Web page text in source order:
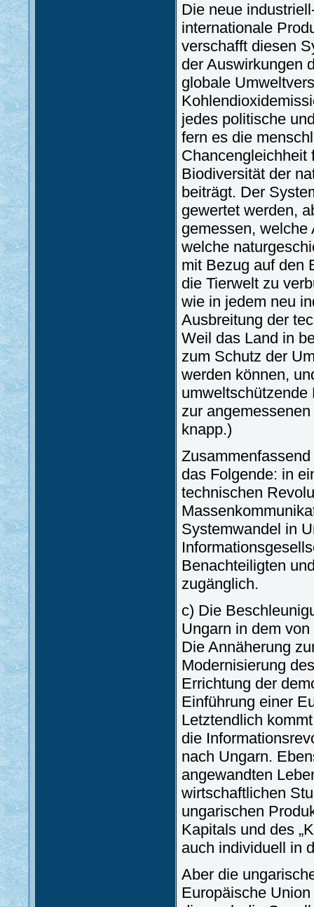
Die neue
internationale
verschafft diesen
der Auswirkungen
globale
jedes politische
fern es die
Chancengleichheit
Biodiversität der
beiträgt. Der
gewertet werden,
gemessen, welche
welche
mit Bezug auf den
die Tierwelt zu
wie in jedem neu
Ausbreitung der
Weil das Land in
zum Schutz der
werden können,
umweltschützende
zur
knapp.)
das Folgende: in
technischen
Systemwandel in
Benachteiligten
zugänglich.
c) Die
Ungarn in dem
Die Annäherung
Modernisierung
Errichtung der
Einführung einer
Letztendlich
die
nach Ungarn.
angewandten
wirtschaftlichen
ungarischen
Kapitals und des
auch individuell in
Aber die
Europäische